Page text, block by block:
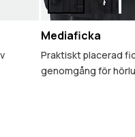
Mediaficka
Praktiskt placerad
genomgång för